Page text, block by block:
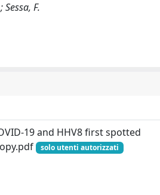
F.
and HHV8 first spotted
solo utenti autorizzati